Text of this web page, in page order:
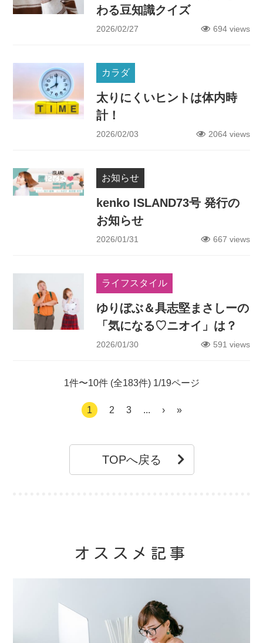
わる豆知識クイズ
2026/02/27 694 views
カラダ
太りにくいヒントは体内時
計！
2026/02/03 2064 views
お知らせ
kenko ISLAND73号 発行の
お知らせ
2026/01/31 667 views
ライフスタイル
ゆりぼぶ＆具志堅まさしーの
「気になる♡ニオイ」は？
2026/01/30 591 views
1件〜10件 (全183件) 1/19ページ
1 2 3 ... › »
TOPへ戻る
オススメ記事